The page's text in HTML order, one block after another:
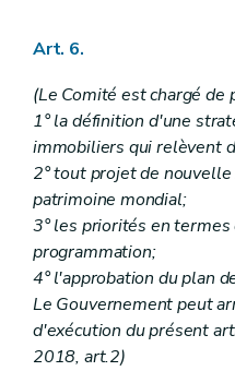
Sous-section
Art. 321
Sous-
Art. 323
Section 2 (...)
Sous-
Art. 324 à
Sous-
Art. 328
Sous-
Art. 329
Chapitre XI (...)
Section
Art. 6.
(Le Comité est chargé de
1° la définition d'une
immobiliers qui relèvent
2° tout projet de
patrimoine mondial;
3° les priorités en
programmation;
4° l'approbation du plan
Le Gouvernement peut
d'exécution du présent
2018, art.2)